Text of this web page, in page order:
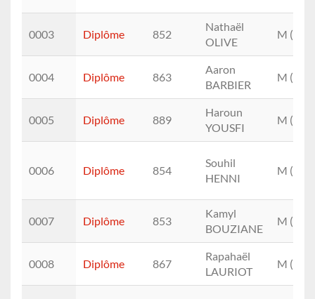
0003 Diplôme 852
Nathaël
OLIVE
M (3.)
0004 Diplôme 863
Aaron
BARBIER
M (4.)
0005 Diplôme 889
Haroun
YOUSFI
M (5.)
0006 Diplôme 854
Souhil
HENNI
M (6.)
0007 Diplôme 853
Kamyl
BOUZIANE
M (7.)
0008 Diplôme 867
Rapahaël
LAURIOT
M (8.)